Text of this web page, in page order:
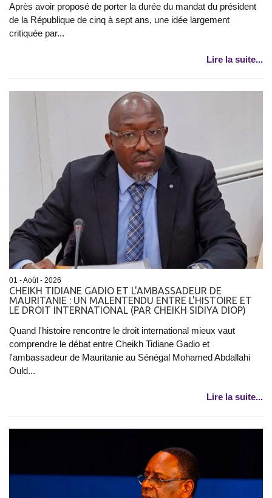
Après avoir proposé de porter la durée du mandat du président
de la République de cinq à sept ans, une idée largement
critiquée par...
Lire la suite...
01 - Août - 2026
CHEIKH TIDIANE GADIO ET L'AMBASSADEUR DE
MAURITANIE : UN MALENTENDU ENTRE L'HISTOIRE ET
LE DROIT INTERNATIONAL (PAR CHEIKH SIDIYA DIOP)
Quand l'histoire rencontre le droit international mieux vaut
comprendre le débat entre Cheikh Tidiane Gadio et
l'ambassadeur de Mauritanie au Sénégal Mohamed Abdallahi
Ould...
Lire la suite...